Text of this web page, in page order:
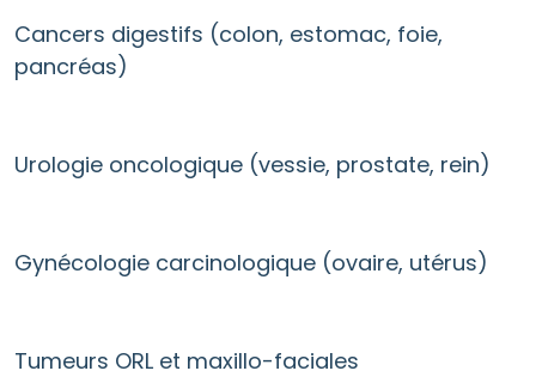
Cancers digestifs (colon, estomac, foie,
pancréas)
Urologie oncologique (vessie, prostate, rein)
Gynécologie carcinologique (ovaire, utérus)
Tumeurs ORL et maxillo-faciales